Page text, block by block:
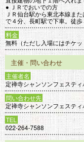
● ＪＲでおいでの方
ＪＲ仙台駅から東北本線ま
で４分、長町駅で下車。徒歩
料金
無料（ただし入場にはチケッ
主催・問い合わせ
主催者名
定禅寺シャンソンフェステ
問い合わせ先
定禅寺シャンソンフェステ
TEL
022-264-7588